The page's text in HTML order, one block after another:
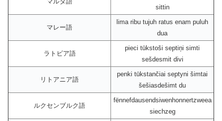
sittin
マレー語
lima ribu tujuh ratus enam puluh
dua
ラトビア語
pieci tūkstoši septiņi simti
sešdesmit divi
リトアニア語
penki tūkstančiai septyni šimtai
šešiasdešimt du
ルクセンブルク語
fënnefdausendsiwenhonnertzweea
siechzeg